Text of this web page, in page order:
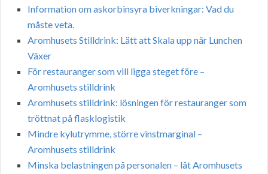
Information om askorbinsyra biverkningar: Vad du
måste veta.
Aromhusets Stilldrink: Lätt att Skala upp när Lunchen
Växer
För restauranger som vill ligga steget före –
Aromhusets stilldrink
Aromhusets stilldrink: lösningen för restauranger som
tröttnat på flasklogistik
Mindre kylutrymme, större vinstmarginal –
Aromhusets stilldrink
Minska belastningen på personalen – låt Aromhusets